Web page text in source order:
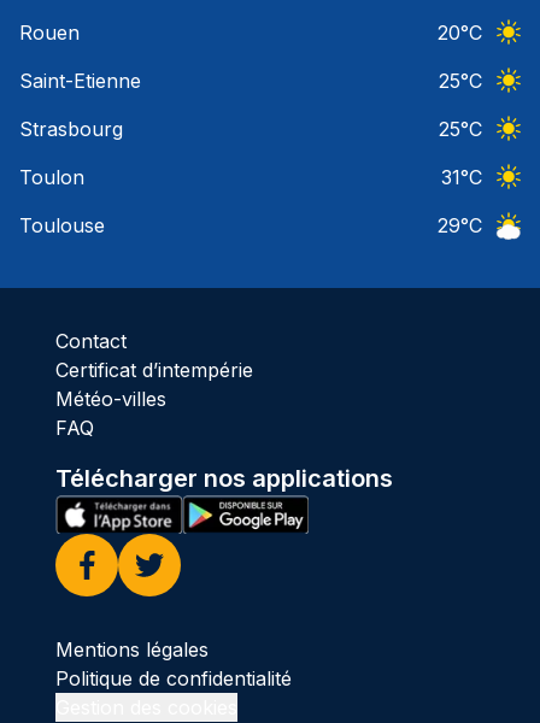
Rouen
20°C
Saint-Etienne
25°C
Strasbourg
25°C
Toulon
31°C
Toulouse
29°C
Contact
Certificat d’intempérie
Météo-villes
FAQ
Télécharger nos applications
Facebook
Twitter
Mentions légales
Politique de confidentialité